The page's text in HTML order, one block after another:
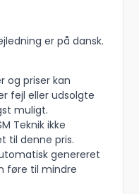
er på dansk.
og priser kan
fejl eller udsolgte
muligt.
Teknik ikke
til denne pris.
genereret
føre til mindre